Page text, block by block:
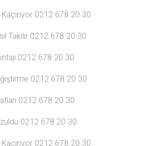
0212 678 20 30
Takılır 0212 678 20 30
0212 678 20 30
0212 678 20 30
0212 678 20 30
0212 678 20 30
0212 678 20 30